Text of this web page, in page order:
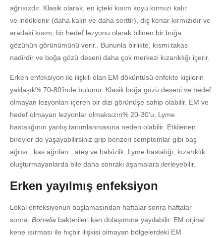
ağrısızdır. Klasik olarak, en içteki kısım koyu kırmızı kalır
ve indüklenir (daha kalın ve daha serttir), dış kenar kırmızıdır ve
aradaki kısım, bir hedef lezyonu olarak bilinen bir boğa
gözünün görünümünü verir.. Bununla birlikte, kısmi takas
nadirdir ve boğa gözü deseni daha çok merkezi kızarıklığı içerir.
Erken enfeksiyon ile ilişkili olan EM döküntüsü enfekte kişilerin
yaklaşık% 70-80’inde bulunur. Klasik boğa gözü deseni ve hedef
olmayan lezyonları içeren bir dizi görünüşe sahip olabilir. EM ve
hedef olmayan lezyonlar olmaksızın% 20-30’u, Lyme
hastalığının yanlış tanımlanmasına neden olabilir. Etkilenen
bireyler de yaşayabilirsiniz grip benzeri semptomlar gibi baş
ağrısı , kas ağrıları , ateş ve halsizlik .Lyme hastalığı, kızarıklık
oluşturmayanlarda bile daha sonraki aşamalara ilerleyebilir.
Erken yayılmış enfeksiyon
Lokal enfeksiyonun başlamasından haftalar sonra haftalar
sonra, Borrelia bakterileri kan dolaşımına yayılabilir. EM orjinal
kene ısırması ile hiçbir ilişkisi olmayan bölgelerdeki EM